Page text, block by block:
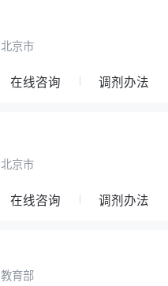
北京市
在线咨询 调剂办法
北京市
在线咨询 调剂办法
教育部